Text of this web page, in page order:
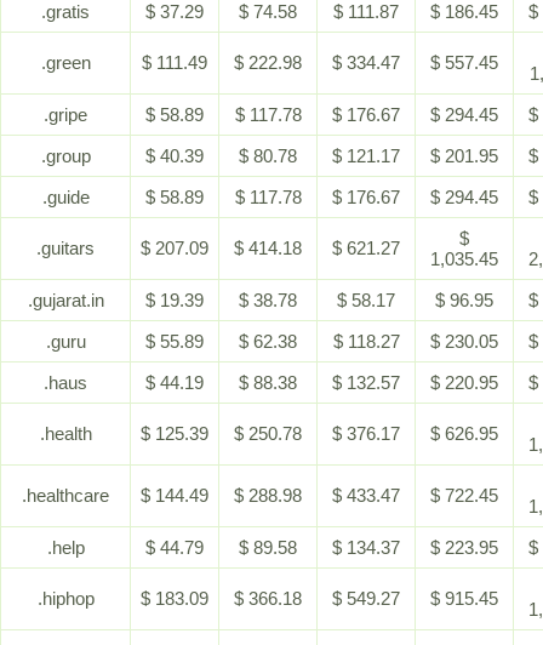
.gratis
$ 37.29 $ 74.58 $ 111.87 $ 186.45 $
.green $ 111.49 $ 222.98 $ 334.47 $ 557.45
.gripe
$ 58.89 $ 117.78 $ 176.67 $ 294.45
$
.group
$ 40.39 $ 80.78 $ 121.17 $ 201.95
$
.guide
$ 58.89 $ 117.78 $ 176.67 $ 294.45 $
.guitars $ 207.09 $ 414.18 $ 621.27
$
1,035.45
.gujarat.in
$ 19.39 $ 38.78 $ 58.17 $ 96.95
$
.guru
$ 55.89 $ 62.38 $ 118.27 $ 230.05
$
.haus
$ 44.19 $ 88.38 $ 132.57 $ 220.95 $
.health $ 125.39 $ 250.78 $ 376.17 $ 626.95
.healthcare $ 144.49 $ 288.98 $ 433.47 $ 722.45
.help
$ 44.79 $ 89.58 $ 134.37 $ 223.95 $
.hiphop $ 183.09 $ 366.18 $ 549.27 $ 915.45